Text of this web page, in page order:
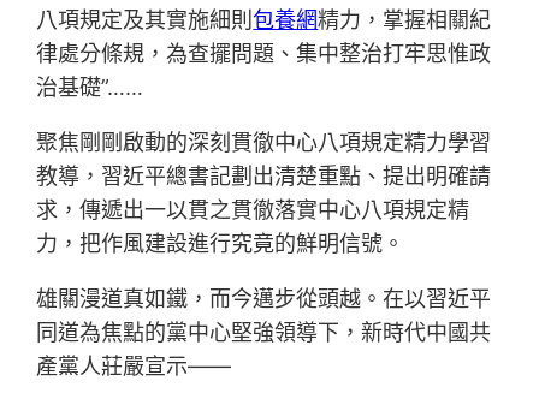
八項規定及其實施細則包養網精力，掌握相關紀
律處分條規，為查擺問題、集中整治打牢思惟政
治基礎”……
聚焦剛剛啟動的深刻貫徹中心八項規定精力學習
教導，習近平總書記劃出清楚重點、提出明確請
求，傳遞出一以貫之貫徹落實中心八項規定精
力，把作風建設進行究竟的鮮明信號。
雄關漫道真如鐵，而今邁步從頭越。在以習近平
同道為焦點的黨中心堅強領導下，新時代中國共
產黨人莊嚴宣示——